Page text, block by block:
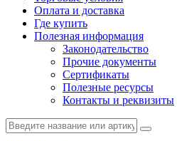
Оплата и доставка
Где купить
Полезная информация
Законодательство
Прочие документы
Сертификаты
Полезные ресурсы
Контакты и реквизиты